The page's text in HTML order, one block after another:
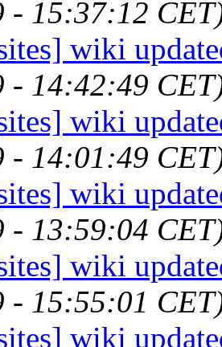
- 15:37:12
wiki
- 14:42:49
wiki
- 14:01:49
wiki
- 13:59:04
wiki
- 15:55:01
wiki